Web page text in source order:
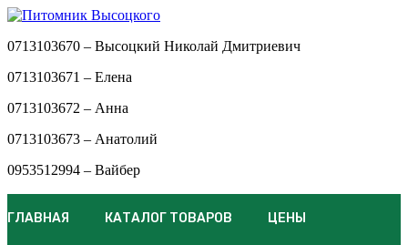
0713103670 – Высоцкий Николай Дмитриевич
0713103671 – Елена
0713103672 – Анна
0713103673 – Анатолий
0953512994 – Вайбер
ГЛАВНАЯ КАТАЛОГ ТОВАРОВ ЦЕНЫ